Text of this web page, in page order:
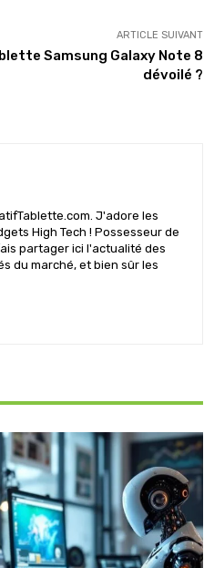
ARTICLE SUIVANT
Samsung Galaxy Note 8
dévoilé ?
J'adore les
High Tech ! Possesseur de
partager ici l'actualité des
du marché, et bien sûr les